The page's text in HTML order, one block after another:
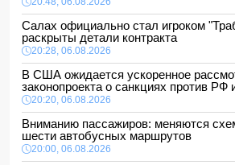
Салах официально стал игроком
раскрыты детали контракта
20:28, 06.08.2026
В США ожидается ускоренное
законопроекта о санкциях против РФ
20:20, 06.08.2026
Вниманию пассажиров: меняются
шести автобусных маршрутов
20:00, 06.08.2026